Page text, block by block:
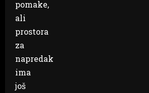
pomake,
ali
prostora
za
napredak
ima
još